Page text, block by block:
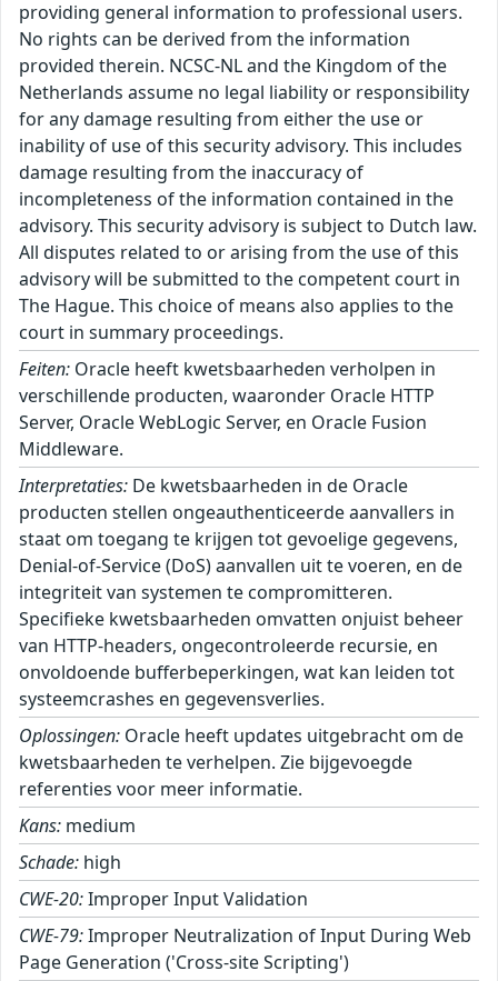
providing general information to professional users.
No rights can be derived from the information
provided therein. NCSC-NL and the Kingdom of the
Netherlands assume no legal liability or responsibility
for any damage resulting from either the use or
inability of use of this security advisory. This includes
damage resulting from the inaccuracy of
incompleteness of the information contained in the
advisory. This security advisory is subject to Dutch law.
All disputes related to or arising from the use of this
advisory will be submitted to the competent court in
The Hague. This choice of means also applies to the
court in summary proceedings.
Feiten: Oracle heeft kwetsbaarheden verholpen in
verschillende producten, waaronder Oracle HTTP
Server, Oracle WebLogic Server, en Oracle Fusion
Middleware.
Interpretaties: De kwetsbaarheden in de Oracle
producten stellen ongeauthenticeerde aanvallers in
staat om toegang te krijgen tot gevoelige gegevens,
Denial-of-Service (DoS) aanvallen uit te voeren, en de
integriteit van systemen te compromitteren.
Specifieke kwetsbaarheden omvatten onjuist beheer
van HTTP-headers, ongecontroleerde recursie, en
onvoldoende bufferbeperkingen, wat kan leiden tot
systeemcrashes en gegevensverlies.
Oplossingen: Oracle heeft updates uitgebracht om de
kwetsbaarheden te verhelpen. Zie bijgevoegde
referenties voor meer informatie.
Kans: medium
Schade: high
CWE-20:Improper Input Validation
CWE-79:Improper Neutralization of Input During Web
Page Generation ('Cross-site Scripting')